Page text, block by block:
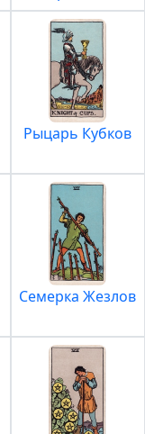
Рыцарь Кубков
Семерка Жезлов